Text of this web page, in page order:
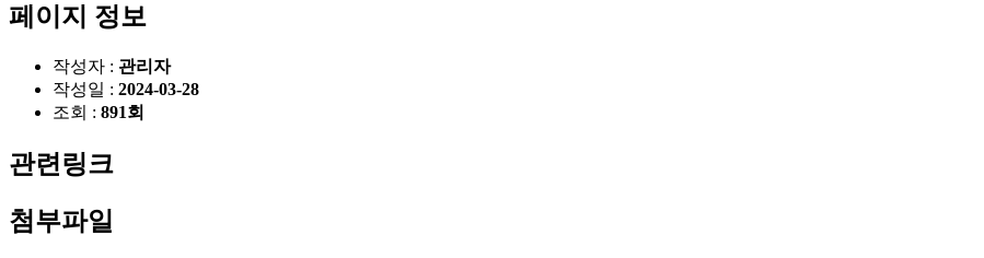
페이지 정보
작성자 : 관리자
작성일 : 2024-03-28
조회 : 891회
관련링크
첨부파일